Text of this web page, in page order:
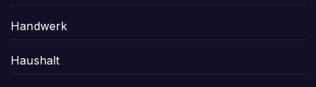
Handwerk
Haushalt